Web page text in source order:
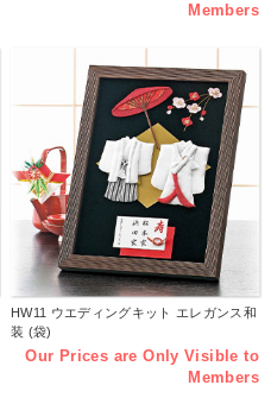
Members
HW11 ウエディングキット エレガンス和
装 (袋)
Our Prices are Only Visible to
Members